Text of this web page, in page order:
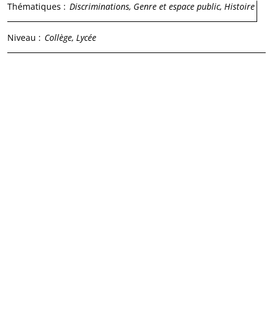
Thématiques : Discriminations, Genre et espace public, Histoire
Niveau : Collège, Lycée